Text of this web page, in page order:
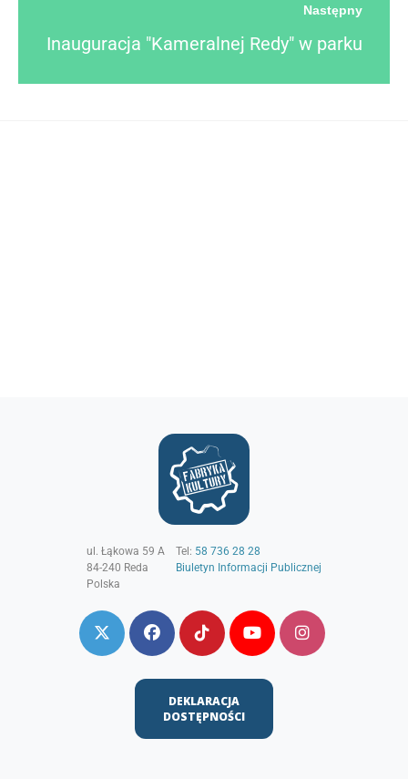
Następny
Inauguracja "Kameralnej Redy" w parku
ul. Łąkowa 59 A
84-240 Reda
Polska
Tel: 58 736 28 28
Biuletyn Informacji Publicznej
DEKLARACJA
DOSTĘPNOŚCI